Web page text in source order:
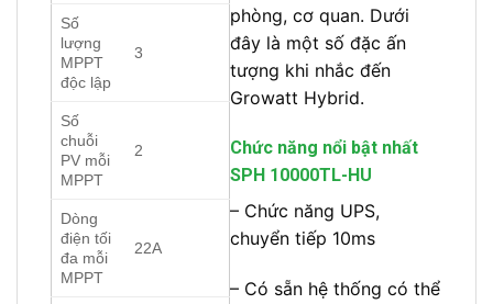
Số
lượng
MPPT
độc lập
3
Số
chuỗi
PV mỗi
MPPT
2
Dòng
điện tối
đa mỗi
MPPT
22A
phòng, cơ quan. Dưới
đây là một số đặc ấn
tượng khi nhắc đến
Growatt Hybrid.
Chức năng nổi bật nhất
SPH 10000TL-HU
– Chức năng UPS,
chuyển tiếp 10ms
– Có sẵn hệ thống có thể